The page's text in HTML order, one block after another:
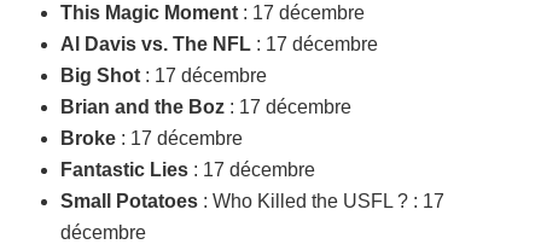
This Magic Moment : 17 décembre
Al Davis vs. The NFL : 17 décembre
Big Shot : 17 décembre
Brian and the Boz : 17 décembre
Broke : 17 décembre
Fantastic Lies : 17 décembre
Small Potatoes : Who Killed the USFL ? : 17
décembre